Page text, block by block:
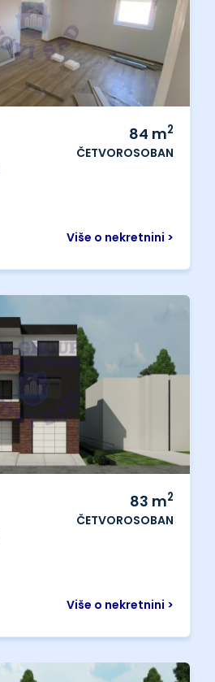
84 m2
ČETVOROSOBAN
Više o nekretnini >
83 m2
ČETVOROSOBAN
Više o nekretnini >